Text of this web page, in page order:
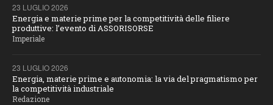
23 LUGLIO 2026
Energia e materie prime per la competitività delle filiere
produttive: l’evento di ASSORISORSE
Imperiale
23 LUGLIO 2026
Energia, materie prime e autonomia: la via del pragmatismo per
la competitività industriale
Redazione